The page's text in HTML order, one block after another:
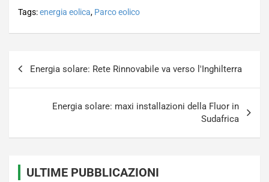
Tags:energia eolica, Parco eolico
articoli
Energia solare: Rete Rinnovabile va verso l'Inghilterra
Energia solare: maxi installazioni della Fluor in
Sudafrica
ULTIME PUBBLICAZIONI